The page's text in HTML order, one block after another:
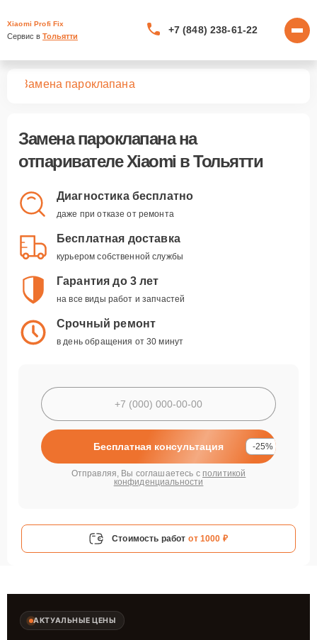
Xiaomi Profi Fix
Сервис в Тольятти
+7 (848) 238-61-22
Замена пароклапана
Замена пароклапанана
отпаривателе Xiaomi в Тольятти
Диагностика бесплатно
даже при отказе от ремонта
Бесплатная доставка
курьером собственной службы
Гарантия до 3 лет
на все виды работ и запчастей
Срочный ремонт
в день обращения от 30 минут
Бесплатная консультация -25%
Отправляя, Вы соглашаетесь с политикой
конфиденциальности
Стоимость работ от 1000 ₽
АКТУАЛЬНЫЕ ЦЕНЫ